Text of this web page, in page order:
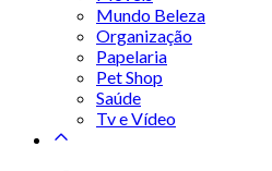
Mundo Beleza
Organização
Papelaria
Pet Shop
Saúde
Tv e Vídeo